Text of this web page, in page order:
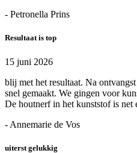
- Petronella Prins
Resultaat is top
15 juni 2026
blij met het resultaat. Na
snel gemaakt. We gingen voor
De houtnerf in het kunststof is net
- Annemarie de Vos
uiterst gelukkig